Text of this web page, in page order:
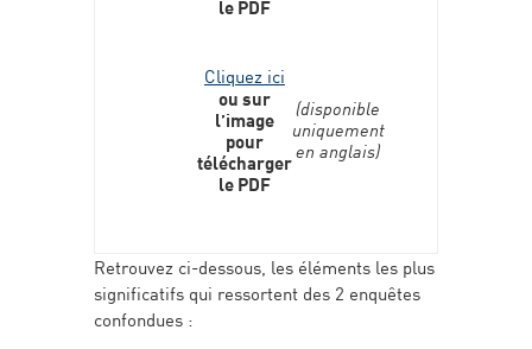
le PDF
Cliquez ici
ou sur
l’image
pour
télécharger
le PDF
(disponible
uniquement
en anglais)
Retrouvez ci-dessous, les éléments les plus
significatifs qui ressortent des 2 enquêtes
confondues :